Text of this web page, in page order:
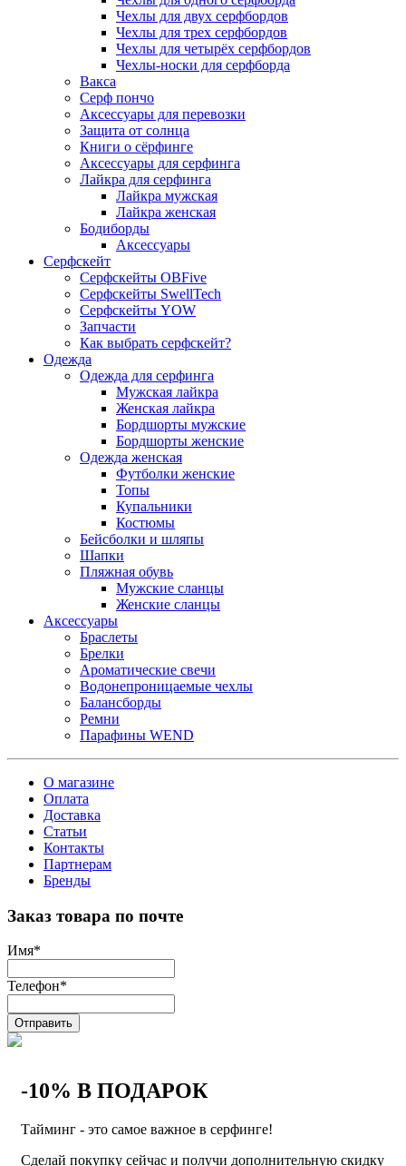
Чехлы для двух серфбордов
Чехлы для трех серфбордов
Чехлы для четырёх серфбордов
Чехлы-носки для серфборда
Вакса
Серф пончо
Аксессуары для перевозки
Защита от солнца
Книги о сёрфинге
Аксессуары для серфинга
Лайкра для серфинга
Лайкра мужская
Лайкра женская
Бодиборды
Аксессуары
Серфскейт
Серфскейты OBFive
Серфскейты SwellTech
Серфскейты YOW
Запчасти
Как выбрать серфскейт?
Одежда
Одежда для серфинга
Мужская лайкра
Женская лайкра
Бордшорты мужские
Бордшорты женские
Одежда женская
Футболки женские
Топы
Купальники
Костюмы
Бейсболки и шляпы
Шапки
Пляжная обувь
Мужские сланцы
Женские сланцы
Аксессуары
Браслеты
Брелки
Ароматические свечи
Водонепроницаемые чехлы
Балансборды
Ремни
Парафины WEND
О магазине
Оплата
Доставка
Статьи
Контакты
Партнерам
Бренды
Заказ товара по почте
Имя*
Телефон*
Отправить
-10% В ПОДАРОК
Тайминг - это самое важное в серфинге!
Сделай покупку сейчас и получи дополнительную скидку